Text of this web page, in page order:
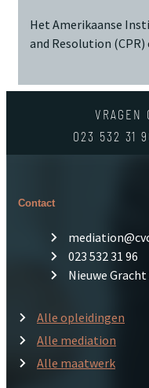
Het Amerikaanse
and Resolution
VRAGEN
023 532 31
Alle opleidingen
Alle mediation
Alle maatwerk
Contact
023 532 31 96
Nieuwe